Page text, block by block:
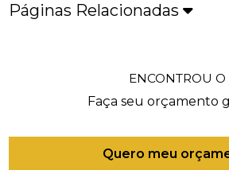
Páginas Relacionadas
ENCONTROU
Faça seu orçamento
Quero meu